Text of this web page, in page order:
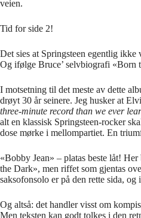
veien.
Tid for side 2!
Det sies at Springsteen egentlig
Og ifølge Bruce’ selvbiografi «Born
I motsetning til det meste av dette
drøyt 30 år seinere. Jeg husker at
three-minute record than we ever
alt en klassisk Springsteen-rocker
dose mørke i mellompartiet. En
«Bobby Jean» – platas beste låt!
the Dark», men riffet som gjentas
saksofonsolo er på den rette sida,
Og altså: det handler visst om
Men teksten kan godt tolkes i den